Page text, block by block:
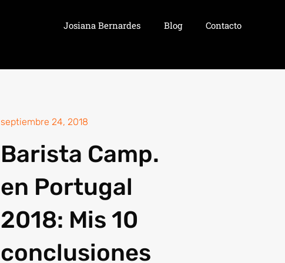
Josiana Bernardes Blog Contacto
septiembre 24, 2018
Barista Camp.
en Portugal
2018: Mis 10
conclusiones